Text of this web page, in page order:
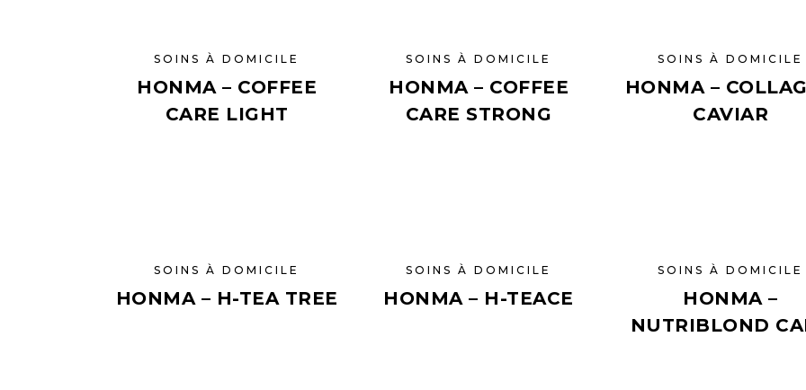
SOINS À DOMICILE
HONMA – COFFEE
CARE LIGHT
SOINS À DOMICILE
HONMA – COFFEE
CARE STRONG
SOINS À DOMICILE
HONMA –
CAVIAR
SOINS À DOMICILE
HONMA – H-TEA TREE
SOINS À DOMICILE
HONMA – H-TEACE
SOINS À DOMICILE
HONMA –
NUTRIBLOND